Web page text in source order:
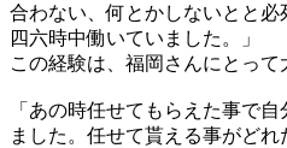
合わない、何とかしないとと必
四六時中働いていました。」
この経験は、福岡さんにとって
「あの時任せてもらえた事で
ました。任せて貰える事がど